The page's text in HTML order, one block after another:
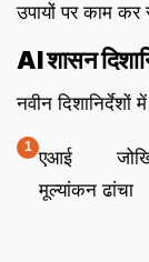
उपायों पर काम
AI शासन
नवीन
एआई
मूल्यांकन ढांचा